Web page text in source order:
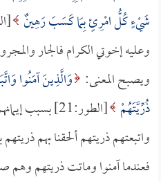
شَيْءٍ كُلُّ امْرِئٍ بِمَا كَسَبَ رَهِينٌ
وعليه إخوتي الكرام فالجار
ويصبح المعنى: وَالَّذِينَ آمَنُوا
ذُرِّيَّتَهُمْ
[الطور:21] بسبب
واتبعتهم ذريتهم ألحقنا بهم
فعندما آمنوا وماتت ذريتهم وهم